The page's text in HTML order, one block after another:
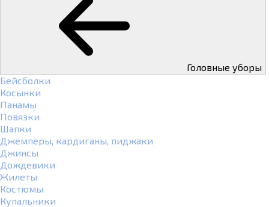
Головные уборы
Бейсболки
Косынки
Панамы
Повязки
Шапки
Джемперы, кардиганы, пиджаки
Джинсы
Дождевики
Жилеты
Костюмы
Купальники